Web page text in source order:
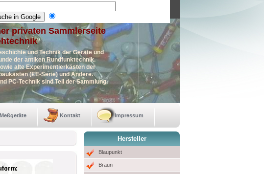
privaten Sammlerseite
und Technik der Geräte und
der antiken Rundfunktechnik.
alte Experimentierkästen der
(EE-Serie) und Andere.
PC-Technik sind Teil der Sammlung.
Meßgeräte Kontakt Impressum
Hersteller
Blaupunkt
Braun